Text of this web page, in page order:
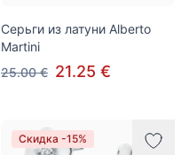
Серьги из латуни Alberto
Martini
25.00 € 21.25 €
Скидка -15%